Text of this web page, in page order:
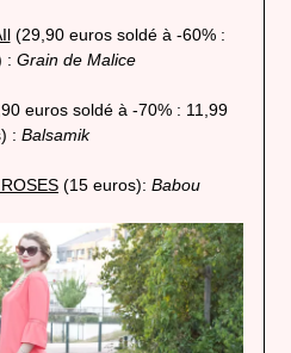
(29,90 euros soldé à -60% :
: Grain de Malice
euros soldé à -70% : 11,99
: Balsamik
(15 euros): Babou